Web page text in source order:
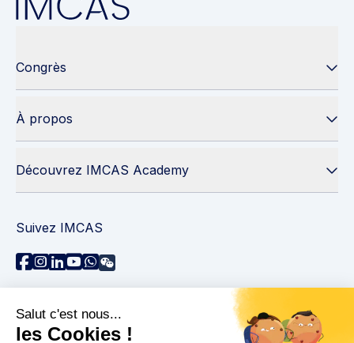
Congrès
À propos
Découvrez IMCAS Academy
Suivez IMCAS
Besoin d'aide ?